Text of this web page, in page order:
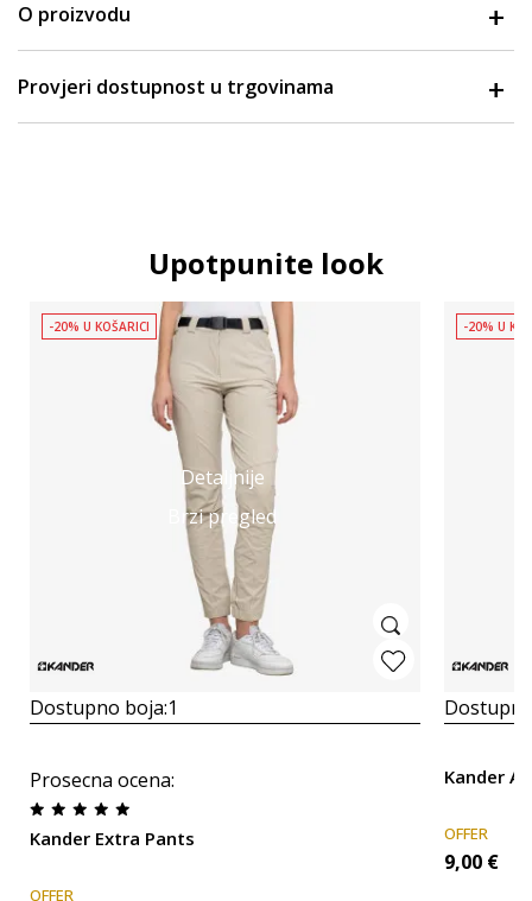
O proizvodu
Provjeri dostupnost u trgovinama
Upotpunite look
Detaljnije
Brzi pregled
-20% U KOŠARICI
Dostupno boja:1
Prosecna ocena:
Kander Extra Pants
OFFER
-20% U
Kander
OFFER
9,00 €